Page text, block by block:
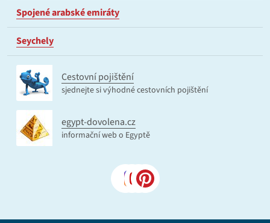
Spojené arabské emiráty
Seychely
Cestovní pojištění
sjednejte si výhodné cestovních pojištění
egypt-dovolena.cz
informační web o Egyptě